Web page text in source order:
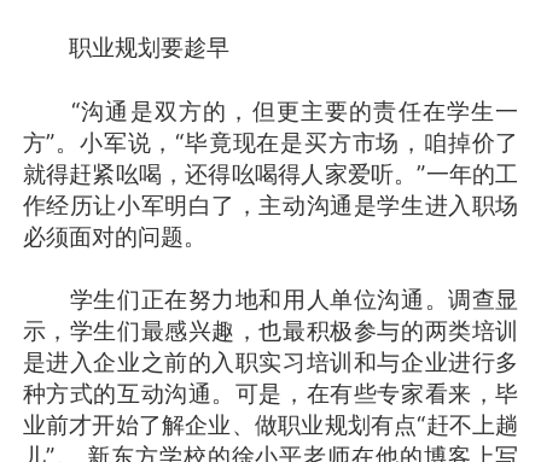
职业规划要趁早
“沟通是双方的，但更主要的责任在学生一
方”。小军说，“毕竟现在是买方市场，咱掉价了
就得赶紧吆喝，还得吆喝得人家爱听。”一年的工
作经历让小军明白了，主动沟通是学生进入职场
必须面对的问题。
学生们正在努力地和用人单位沟通。调查显
示，学生们最感兴趣，也最积极参与的两类培训
是进入企业之前的入职实习培训和与企业进行多
种方式的互动沟通。可是，在有些专家看来，毕
业前才开始了解企业、做职业规划有点“赶不上趟
儿”。 新东方学校的徐小平老师在他的博客上写